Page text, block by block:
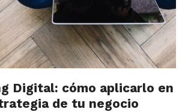
Digital: cómo aplicarlo en
de tu negocio